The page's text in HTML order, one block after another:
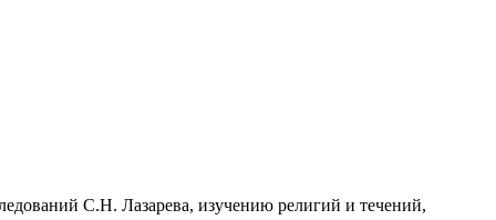
С.Н. Лазарева, изучению религий и течений,